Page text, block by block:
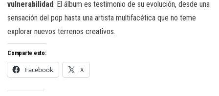
vulnerabilidad. El álbum es testimonio de su evolución, desde una
sensación del pop hasta una artista multifacética que no teme
explorar nuevos terrenos creativos.
Comparte esto:
Facebook X